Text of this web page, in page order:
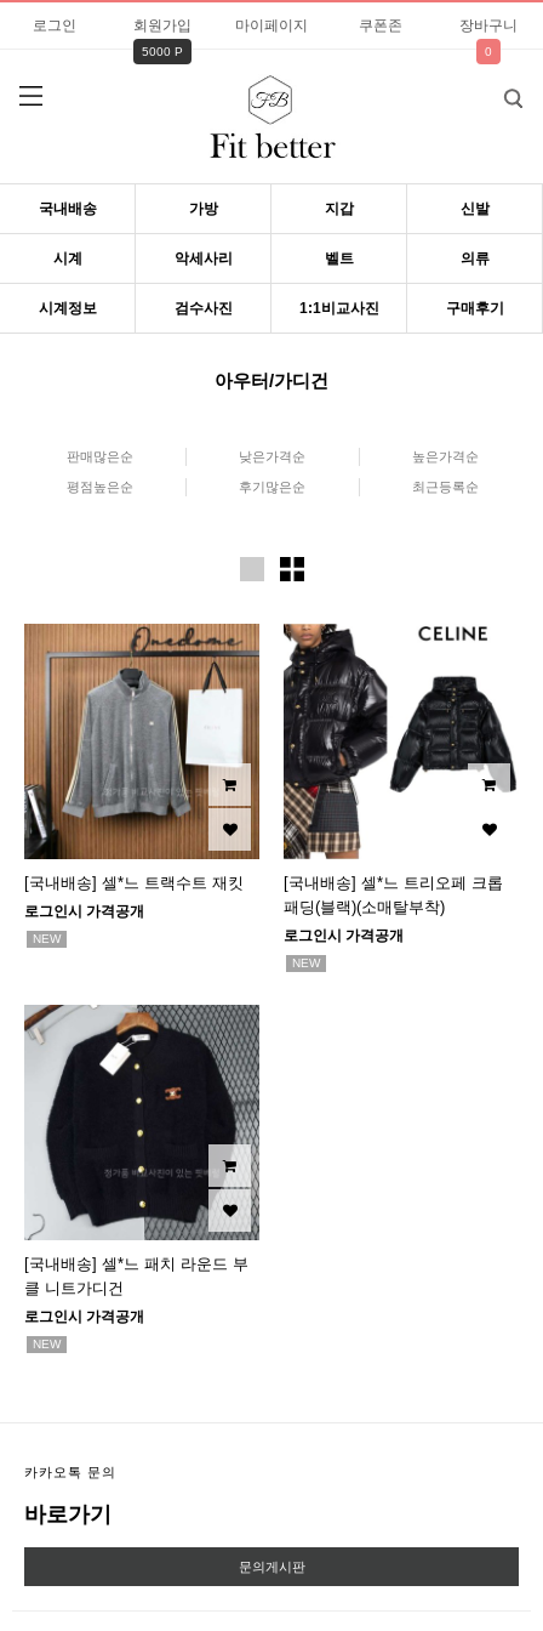
로그인 회원가입
5000 P
마이페이지 쿠폰존 장바구니
0
국내배송 가방 지갑 신발
시계 악세사리 벨트 의류
시계정보 검수사진 1:1비교사진 구매후기
아우터/가디건
판매많은순 낮은가격순 높은가격순
평점높은순 후기많은순 최근등록순
[국내배송] 셀*느 트랙수트 재킷
로그인시 가격공개
NEW
[국내배송] 셀*느 트리오페 크롭
패딩(블랙)(소매탈부착)
로그인시 가격공개
NEW
[국내배송] 셀*느 패치 라운드 부
클 니트가디건
로그인시 가격공개
NEW
카카오톡 문의
바로가기
문의게시판